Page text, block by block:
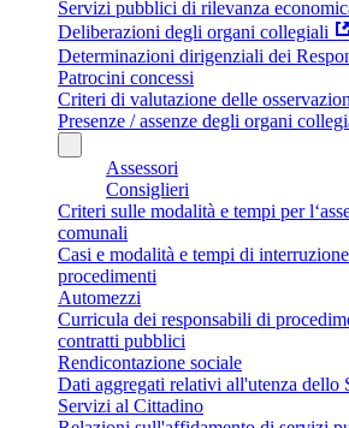
Servizi pubblici di rilevanza
Deliberazioni degli organi collegiali
Determinazioni dirigenziali dei
Patrocini concessi
Criteri di valutazione delle
Presenze / assenze degli organi
Assessori
Consiglieri
Criteri sulle modalità e tempi per
comunali
Casi e modalità e tempi di
procedimenti
Automezzi
Curricula dei responsabili di
contratti pubblici
Rendicontazione sociale
Dati aggregati relativi all'utenza dello
Servizi al Cittadino